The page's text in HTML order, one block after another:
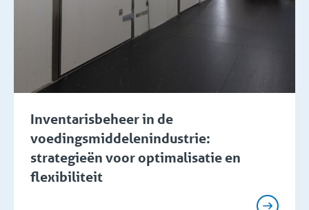
Inventarisbeheer in de
voedingsmiddelenindustrie:
strategieën voor optimalisatie en
flexibiliteit